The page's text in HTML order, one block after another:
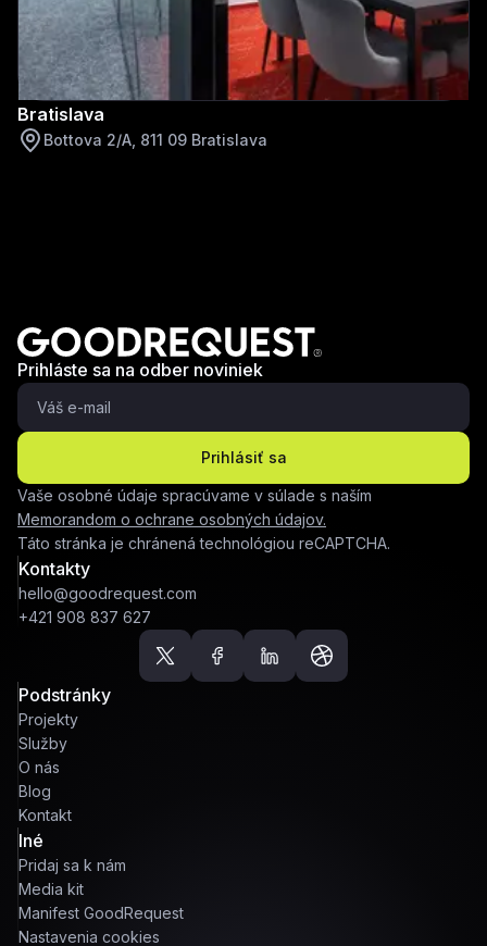
Bratislava
Bottova 2/A, 811 09 Bratislava
Prihláste sa na odber noviniek
Prihlásiť sa
Vaše osobné údaje spracúvame v súlade s naším
Memorandom o ochrane osobných údajov.
Táto stránka je chránená technológiou reCAPTCHA.
Kontakty
hello@goodrequest.com
+421 908 837 627
Podstránky
Projekty
Služby
O nás
Blog
Kontakt
Iné
Pridaj sa k nám
Media kit
Manifest GoodRequest
Nastavenia cookies